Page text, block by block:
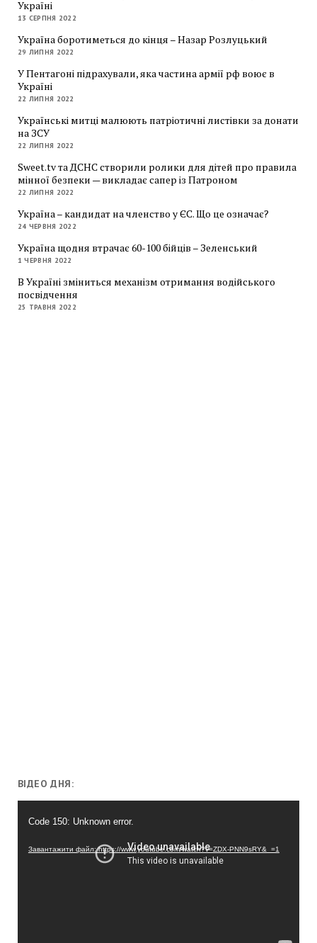
Україні
13 СЕРПНЯ 2022
Україна боротиметься до кінця – Назар Розлуцький
29 ЛИПНЯ 2022
У Пентагоні підрахували, яка частина армії рф воює в
Україні
22 ЛИПНЯ 2022
Українські митці малюють патріотичні листівки за донати
на ЗСУ
22 ЛИПНЯ 2022
Sweet.tv та ДСНС створили ролики для дітей про правила
мінної безпеки — викладає сапер із Патроном
22 ЛИПНЯ 2022
Україна – кандидат на членство у ЄС. Що це означає?
24 ЧЕРВНЯ 2022
Україна щодня втрачає 60-100 бійців – Зеленський
1 ЧЕРВНЯ 2022
В Україні зміниться механізм отримання водійського
посвідчення
25 ТРАВНЯ 2022
ВІДЕО ДНЯ:
Code 150: Unknown error.
Завантажити файл: https://www.youtube.com/watch?v=ZDX-PNN9sRY&_=1